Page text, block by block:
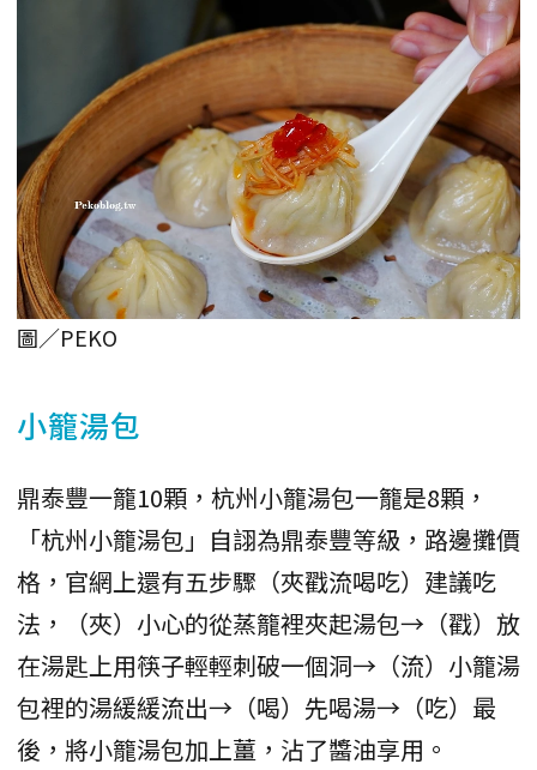
圖／PEKO
小籠湯包
鼎泰豐一籠10顆，杭州小籠湯包一籠是8顆，
「杭州小籠湯包」自詡為鼎泰豐等級，路邊攤價
格，官網上還有五步驟（夾戳流喝吃）建議吃
法，（夾）小心的從蒸籠裡夾起湯包→（戳）放
在湯匙上用筷子輕輕刺破一個洞→（流）小籠湯
包裡的湯緩緩流出→（喝）先喝湯→（吃）最
後，將小籠湯包加上薑，沾了醬油享用。